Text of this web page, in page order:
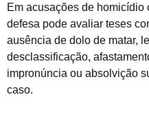
Em acusações de homicídio
defesa pode avaliar teses
ausência de dolo de matar,
desclassificação,
impronúncia ou absolvição
caso.